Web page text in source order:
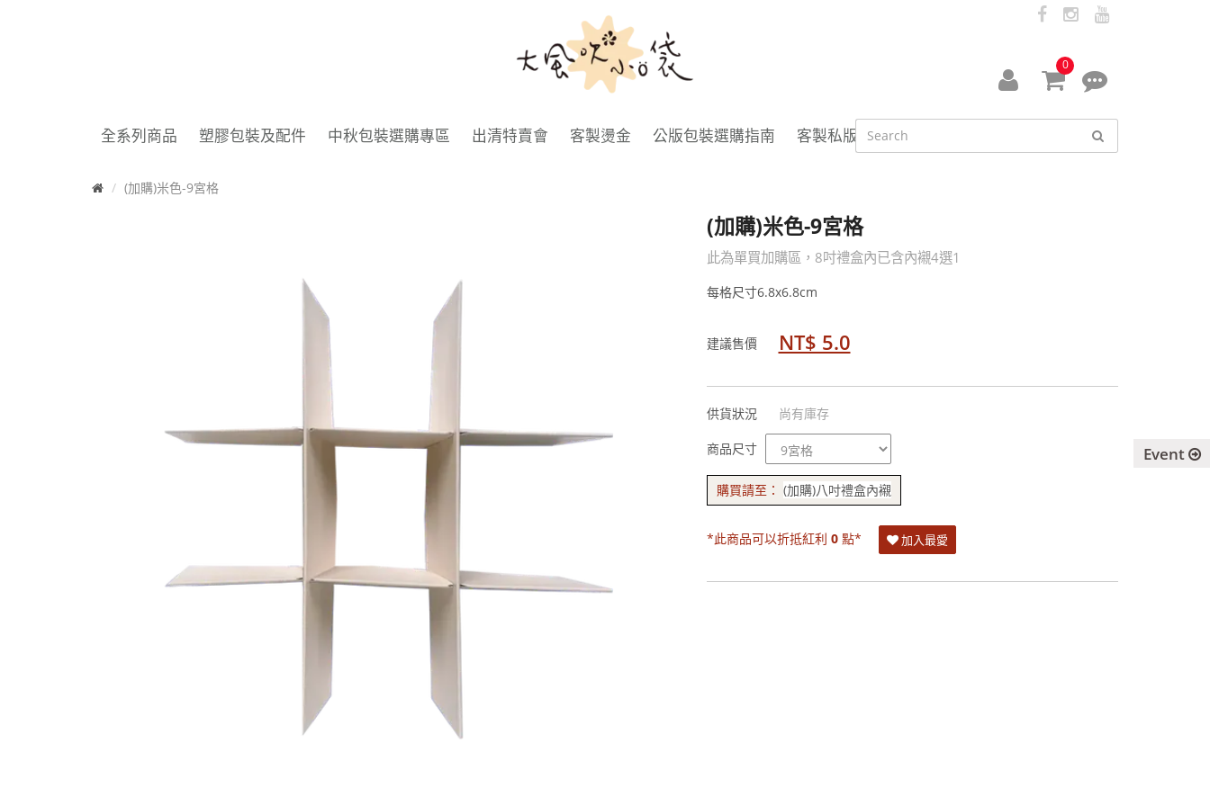
facebook
instagram
youtube
會
員
中
0
線
上
客
小
全系列商品 塑膠包裝及配件 中秋包裝選購專區 出清特賣會 客製燙金 公版包裝選購指南 客製私版
首
(加購)米色-9宮格
(加購)米色-9宮格
此為單買加購區，8吋禮盒內已含內襯4選1
每格尺寸6.8x6.8cm
建議售價 NT$ 5.0
供貨狀況 尚有庫存
商品尺寸 規
格
購買請至： (加購)八吋禮盒內襯
*此商品可以折抵紅利 0點* 加入最愛
Event